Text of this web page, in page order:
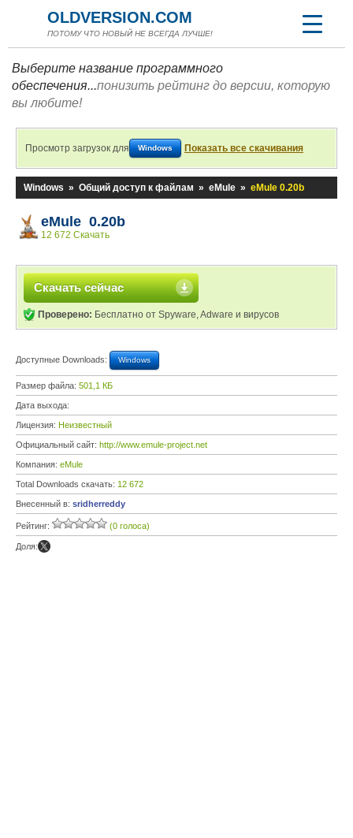
OLDVERSION.COM
ПОТОМУ ЧТО НОВЫЙ НЕ ВСЕГДА ЛУЧШЕ!
Выберите название программного
обеспечения...понизить рейтинг до версии, которую
вы любите!
Просмотр загрузок для Windows Показать все скачивания
Windows » Общий доступ к файлам » eMule » eMule 0.20b
eMule 0.20b
12 672 Скачать
Скачать сейчас
Проверено: Бесплатно от Spyware, Adware и вирусов
Доступные Downloads: Windows
Размер файла: 501,1 КБ
Дата выхода:
Лицензия: Неизвестный
Официальный сайт: http://www.emule-project.net
Компания: eMule
Total Downloads скачать: 12 672
Внесенный в: sridherreddy
Рейтинг: (0 голоса)
Доля: